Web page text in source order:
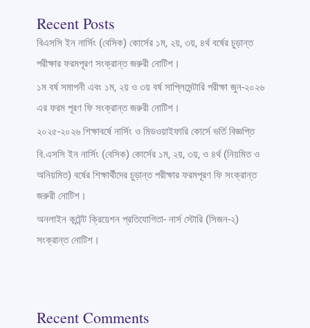
Recent Posts
বিএসসি ইন নার্সিং (বেসিক) কোর্সের ১ম, ২য়, ৩য়, ৪র্থ বর্ষের চুড়ান্ত
পরীক্ষার ফরমপূরণ সংক্রান্ত জরুরী নোটিশ।
১ম বর্ষ সমাপনী এবং ১ম, ২য় ও ৩য় বর্ষ সাপ্লিমেন্টারি পরীক্ষা জুন-২০২৬
এর ফরম পূরণ ফি সংক্রান্ত জরুরী নোটিশ।
২০২৫-২০২৬ শিক্ষাবর্ষে নার্সিং ও মিডওয়াইফারি কোর্সে ভর্তি বিজ্ঞপ্তি
বি.এসসি ইন নার্সিং (বেসিক) কোর্সের ১ম, ২য়, ৩য়, ও ৪র্থ (নিয়মিত ও
অনিয়মিত) বর্ষের শিক্ষার্থীদের চুড়ান্ত পরীক্ষার ফরমপূরণ ফি সংক্রান্ত
জরুরী নোটিশ।
অনলাইন কন্টেন্ট ক্রিয়েশন প্রতিযোগিতা- নার্স স্টোরি (সিজন-২)
সংক্রান্ত নোটিশ।
Recent Comments